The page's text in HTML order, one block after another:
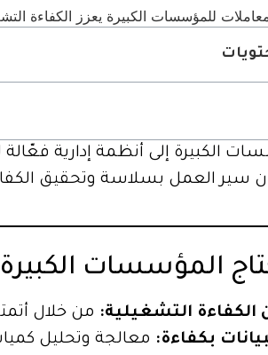
الكبيرة إلى أنظمة إدارية
سير العمل بسلاسة وتحقيق
المؤسسات
التشغيلية: من خلال
بكفاءة: معالجة وتحليل